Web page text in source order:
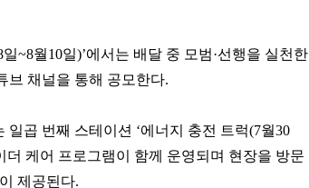
카드
일산두산위브더제니스
아워홈
부천범박힐스테이트5단지
삼성증권
~8월10일)’에서는 배달 중 모범·선행을 실천한
브 채널을 통해 공모한다.
곱 번째 스테이션 ‘에너지 충전 트럭(7월30
케어 프로그램이 함께 운영되며 현장을 방문
제공된다.